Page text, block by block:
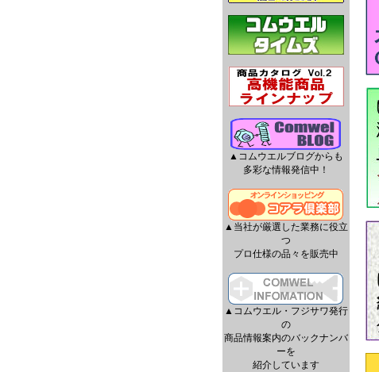
▲コムウエルブログからも
多彩な情報発信中！
▲当社が厳選した業務に役立
つ
プロ仕様の品々を販売中
▲コムウエル・フジサワ発行
の
商品情報案内のバックナンバ
ーを
紹介しています